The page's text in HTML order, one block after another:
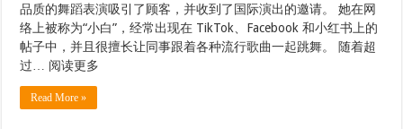
品质的舞蹈表演吸引了顾客，并收到了国际演出的邀请。 她在网
络上被称为“小白”，经常出现在 TikTok、Facebook 和小红书上的
帖子中，并且很擅长让同事跟着各种流行歌曲一起跳舞。 随着超
过… 阅读更多
Read More »